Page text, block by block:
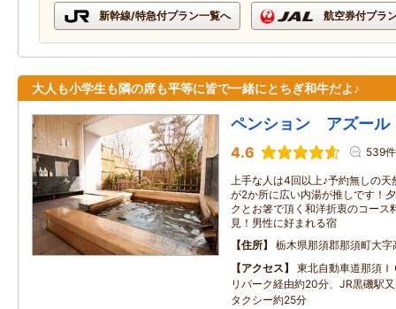
新幹線/特急付プラン一覧へ 航空券付プラ
大人も小学生も隣の席も平等に皆で一緒にとちぎ和牛だよ♪
ペンション アズール
4.6 539件
上手な人は4回以上♪予約無しの
が2か所に広い内湯が推しです！
クとお箸で頂く和洋折衷のコース
見！男性に好まれる宿
住所
栃木県那須郡那須町大
アクセス
東北自動車道那須
リパーク経由約20分、JR黒磯駅
タクシー約25分